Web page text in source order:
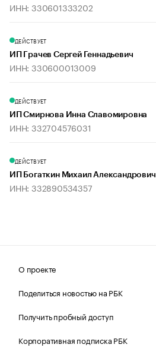
ИНН: 330601333202
ДЕЙСТВУЕТ
ИП Грачев Сергей Геннадьевич
ИНН: 330600013009
ДЕЙСТВУЕТ
ИП Смирнова Инна Славомировна
ИНН: 332704576031
ДЕЙСТВУЕТ
ИП Богаткин Михаил Александрович
ИНН: 332890534357
О проекте
Поделиться новостью на РБК
Получить пробный доступ
Корпоративная подписка РБК